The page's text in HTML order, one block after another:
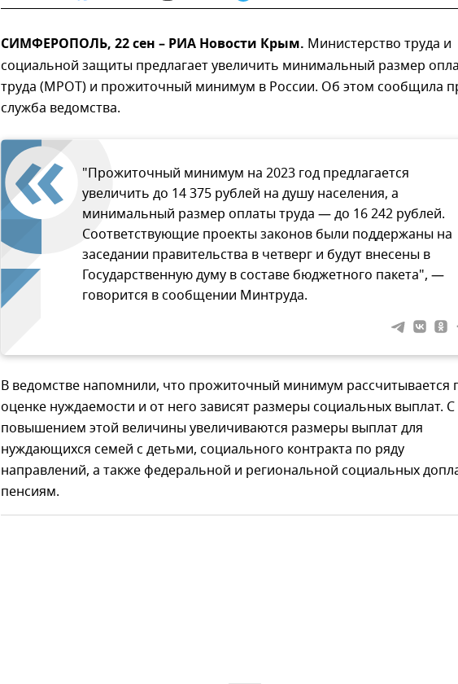
СИМФЕРОПОЛЬ, 22 сен – РИА Новости Крым. Министерство труда и
социальной защиты предлагает увеличить минимальный размер
труда (МРОТ) и прожиточный минимум в России. Об этом сообщила
служба ведомства.
"Прожиточный минимум на 2023 год предлагается
увеличить до 14 375 рублей на душу населения, а
минимальный размер оплаты труда — до 16 242 рублей.
Соответствующие проекты законов были поддержаны на
заседании правительства в четверг и будут внесены в
Государственную думу в составе бюджетного пакета", —
говорится в сообщении Минтруда.
В ведомстве напомнили, что прожиточный минимум рассчитывается
оценке нуждаемости и от него зависят размеры социальных выплат. С
повышением этой величины увеличиваются размеры выплат для
нуждающихся семей с детьми, социального контракта по ряду
направлений, а также федеральной и региональной социальных
пенсиям.